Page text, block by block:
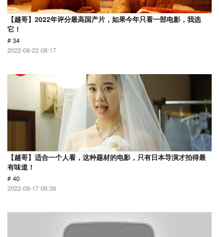
【越哥】2022年评分最高国产片，如果今年只看一部电影，我选
它！
# 34
2022-08-22 08:17
【越哥】适合一个人看，这种题材的电影，只有日本导演才拍得最
有味道！
# 40
2022-08-17 06:36